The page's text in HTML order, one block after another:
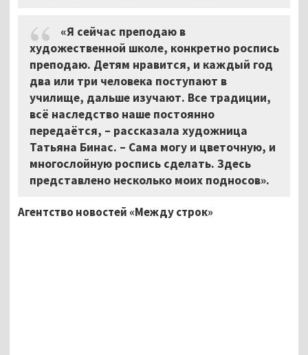
«Я сейчас преподаю в
художественной школе, конкретно роспись
преподаю. Детям нравится, и каждый год
два или три человека поступают в
училище, дальше изучают. Все традиции,
всё наследство наше постоянно
передаётся, – рассказала художница
Татьяна Бинас. – Сама могу и цветочную, и
многослойную роспись сделать. Здесь
представлено несколько моих подносов».
Агентство новостей «Между строк»